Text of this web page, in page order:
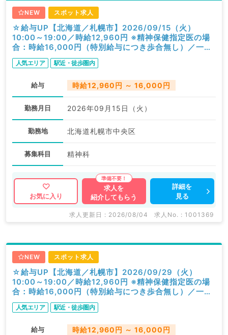
NEW スポット求人
☆給与UP【北海道／札幌市】2026/09/15（火）
10:00～19:00／時給12,960円 ※精神保健指定医の場
合：時給16,000円（特別給与につき歩合無し）／一般
外来／精神科
人気エリア 駅近・徒歩圏内
給与 時給12,960円 ～ 16,000円
勤務月日 2026年09月15日（火）
勤務地 北海道札幌市中央区
募集科目 精神科
お気に入り
求人を
紹介してもらう
詳細を
見る
求人更新日 : 2026/08/04 求人No. : 1001369
NEW スポット求人
☆給与UP【北海道／札幌市】2026/09/29（火）
10:00～19:00／時給12,960円 ※精神保健指定医の場
合：時給16,000円（特別給与につき歩合無し）／一般
外来／精神科
人気エリア 駅近・徒歩圏内
給与 時給12,960円 ～ 16,000円